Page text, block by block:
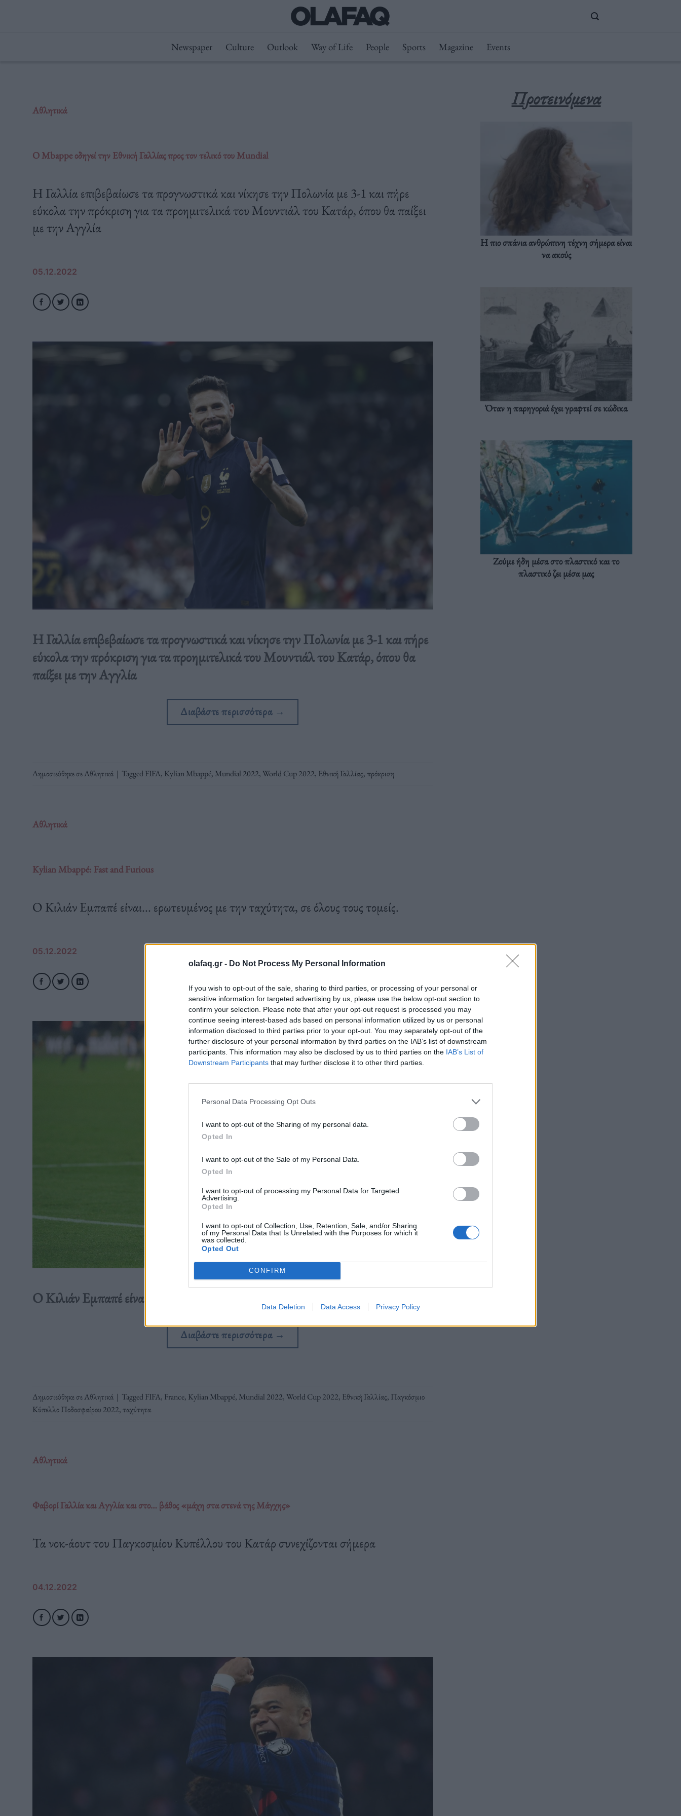
olafaq.gr - Do Not Process My Personal Information
If you wish to opt-out of the sale, sharing to third parties, or processing of your personal or
sensitive information for targeted advertising by us, please use the below opt-out section to
confirm your selection. Please note that after your opt-out request is processed you may
continue seeing interest-based ads based on personal information utilized by us or personal
information disclosed to third parties prior to your opt-out. You may separately opt-out of the
further disclosure of your personal information by third parties on the IAB’s list of downstream
participants. This information may also be disclosed by us to third parties on the IAB’s List of
Downstream Participants that may further disclose it to other third parties.
Personal Data Processing Opt Outs
I want to opt-out of the Sharing of my personal data.
Opted In
I want to opt-out of the Sale of my Personal Data.
Opted In
I want to opt-out of processing my Personal Data for Targeted
Advertising.
Opted In
I want to opt-out of Collection, Use, Retention, Sale, and/or Sharing
of my Personal Data that Is Unrelated with the Purposes for which it
was collected.
Opted Out
CONFIRM
Data Deletion Data Access Privacy Policy
Newspaper Culture Outlook Way of Life People Sports Magazine Events
Αθλητικά
O Mbappe οδηγεί την Εθνική Γαλλίας προς τον τελικό του Mundial
Η Γαλλία επιβεβαίωσε τα προγνωστικά και νίκησε την Πολωνία με 3-1 και πήρε
εύκολα την πρόκριση για τα προημιτελικά του Μουντιάλ του Κατάρ, όπου θα παίξει
με την Αγγλία
05.12.2022
Η Γαλλία επιβεβαίωσε τα προγνωστικά και νίκησε την Πολωνία με 3-1 και πήρε
εύκολα την πρόκριση για τα προημιτελικά του Μουντιάλ του Κατάρ, όπου θα
παίξει με την Αγγλία
Διαβάστε περισσότερα →
Δημοσιεύθηκε σεΑθλητικά | TaggedFIFA, Kylian Mbappé, Mundial 2022,World Cup 2022, Εθνική Γαλλίας,πρόκριση
Αθλητικά
Kylian Mbappé: Fast and Furious
Ο Κιλιάν Εμπαπέ είναι... ερωτευμένος με την ταχύτητα, σε όλους τους τομείς.
05.12.2022
Ο Κιλιάν Εμπαπέ είναι… ερωτευμένος με την ταχύτητα, σε όλους τους τομείς.
Διαβάστε περισσότερα →
Δημοσιεύθηκε σεΑθλητικά | TaggedFIFA, France, Kylian Mbappé, Mundial 2022,World Cup 2022, Εθνική Γαλλίας, Παγκόσμιο
Κύπελλο Ποδοσφαίρου 2022,ταχύτητα
Αθλητικά
Φαβορί Γαλλία και Αγγλία και στο… βάθος «μάχη στα στενά της Μάγχης»
Τα νοκ-άουτ του Παγκοσμίου Κυπέλλου του Κατάρ συνεχίζονται σήμερα
04.12.2022
Προτεινόμενα
Η πιο σπάνια ανθρώπινη τέχνη σήμερα είναι
να ακούς
Όταν η παρηγοριά έχει γραφτεί σε κώδικα
Ζούμε ήδη μέσα στο πλαστικό και το
πλαστικό ζει μέσα μας